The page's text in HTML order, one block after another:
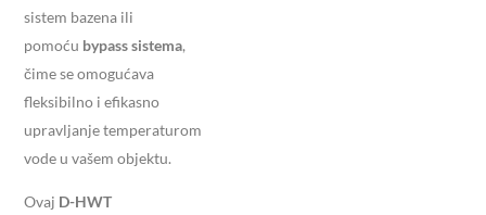
sistem bazena ili
pomoću bypass sistema,
čime se omogućava
fleksibilno i efikasno
upravljanje temperaturom
vode u vašem objektu.
Ovaj D-HWT